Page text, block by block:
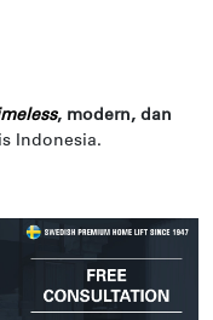
, modern, dan
Indonesia.